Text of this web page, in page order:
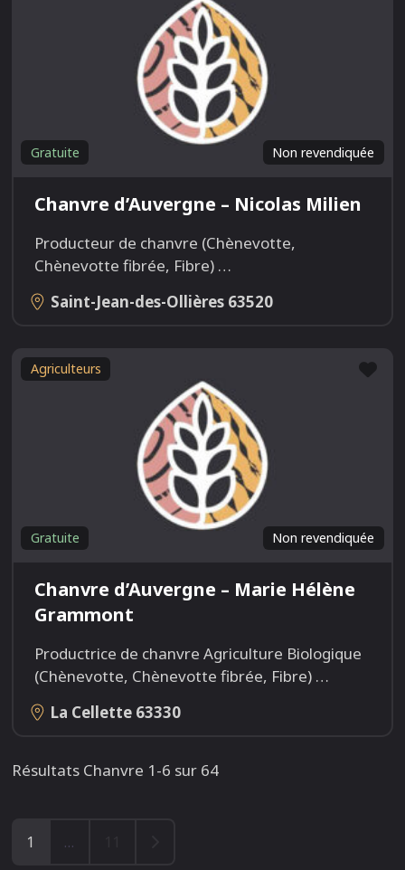
Non revendiquée
Gratuite
Chanvre d’Auvergne – Nicolas Milien
Producteur de chanvre (Chènevotte,
Chènevotte fibrée, Fibre) …
Saint-Jean-des-Ollières 63520
Agriculteurs
Non revendiquée
Gratuite
Chanvre d’Auvergne – Marie Hélène
Grammont
Productrice de chanvre Agriculture Biologique
(Chènevotte, Chènevotte fibrée, Fibre) …
La Cellette 63330
Résultats Chanvre 1-6 sur 64
1 …